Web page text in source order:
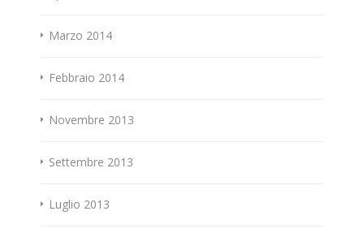
Marzo 2014
Febbraio 2014
Novembre 2013
Settembre 2013
Luglio 2013